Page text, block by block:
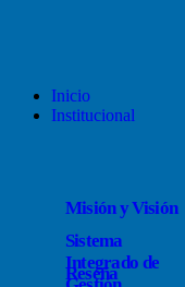
Inicio
Institucional
Misión y Visión
Sistema
Integrado de
Reseña